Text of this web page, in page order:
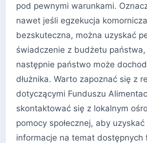
pod pewnymi warunkami.
nawet jeśli egzekucja
bezskuteczna, można uzyskać
świadczenie z budżetu
następnie państwo może
dłużnika. Warto zapoznać się z
dotyczącymi Funduszu
skontaktować się z lokalnym
pomocy społecznej, aby uzyskać
informacje na temat dostępnych